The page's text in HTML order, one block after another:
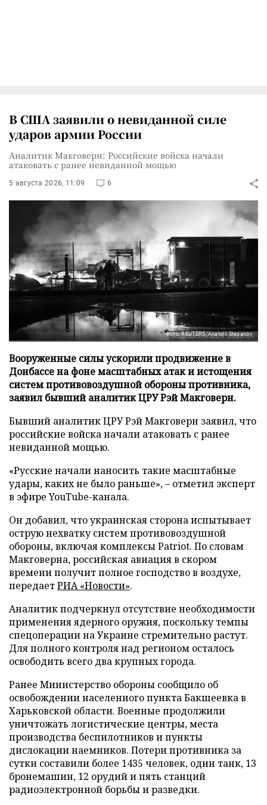
В США заявили о невиданной силе
ударов армии России
Аналитик Макговерн: Российские войска начали
атаковать с ранее невиданной мощью
5 августа 2026, 11:09 6
Фото: REUTERS/Anatolii Stepanov
Вооруженные силы ускорили продвижение в
Донбассе на фоне масштабных атак и истощения
систем противовоздушной обороны противника,
заявил бывший аналитик ЦРУ Рэй Макговерн.
Бывший аналитик ЦРУ Рэй Макговерн заявил, что
российские войска начали атаковать с ранее
невиданной мощью.
«Русские начали наносить такие масштабные
удары, каких не было раньше», – отметил эксперт
в эфире YouTube-канала.
Он добавил, что украинская сторона испытывает
острую нехватку систем противовоздушной
обороны, включая комплексы Patriot. По словам
Макговерна, российская авиация в скором
времени получит полное господство в воздухе,
передаетРИА «Новости».
Аналитик подчеркнул отсутствие необходимости
применения ядерного оружия, поскольку темпы
спецоперации на Украине стремительно растут.
Для полного контроля над регионом осталось
освободить всего два крупных города.
Ранее Министерство обороны сообщило об
освобождении населенного пункта Бакшеевка в
Харьковской области. Военные продолжили
уничтожать логистические центры, места
производства беспилотников и пункты
дислокации наемников. Потери противника за
сутки составили более 1435 человек, один танк, 13
бронемашин, 12 орудий и пять станций
радиоэлектронной борьбы и разведки.